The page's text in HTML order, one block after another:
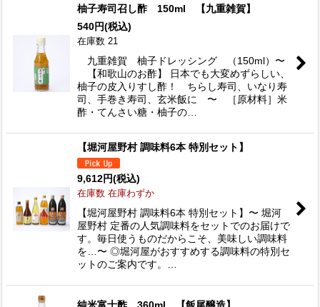
柚子寿司召し酢 150ml 【九重雑賀】
540円(税込)
在庫数 21
九重雑賀 柚子ドレッシング （150ml）〜
【和歌山のお酢】 日本でも大変めずらしい、
柚子の皮入りすし酢！ ちらし寿司、いなり寿
司、手巻き寿司、玄米飯に 〜 ［原材料］米
酢・てんさい糖・柚子の…
【堀河屋野村 調味料6本 特別セット】
9,612円(税込)
在庫数 在庫わずか
【堀河屋野村 調味料6本 特別セット】〜 堀河
屋野村 定番の人気調味料をセットでのお届けで
す。毎日使うものだからこそ、美味しい調味料
を…〜 ◎堀河屋がおすすめする調味料の特別セ
ットのご案内です。…